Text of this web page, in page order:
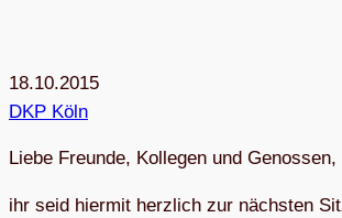
18.10.2015
DKP Köln
Liebe Freunde, Kol­le­gen und Genossen,
ihr seid hier­mit herz­lich zur nächs­ten